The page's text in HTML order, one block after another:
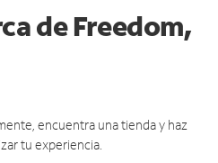
de Freedom,
encuentra una tienda y haz
tu experiencia.